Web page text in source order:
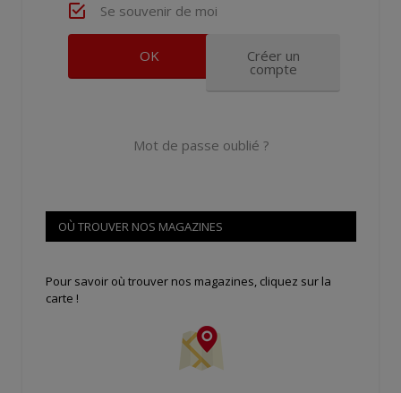
Se souvenir de moi
Créer un
compte
Mot de passe oublié ?
OÙ TROUVER NOS MAGAZINES
Pour savoir où trouver nos magazines, cliquez sur la
carte !